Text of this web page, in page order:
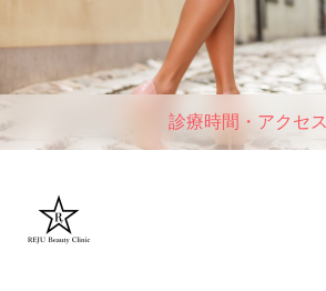
診療時間・アクセス